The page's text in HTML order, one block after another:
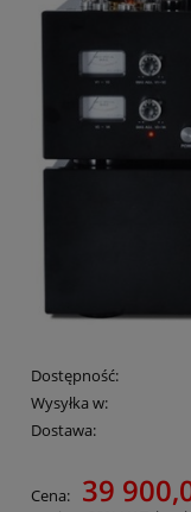
Dostępność:
Wysyłka w:
Dostawa:
Cena nie zawiera
Cena: 39